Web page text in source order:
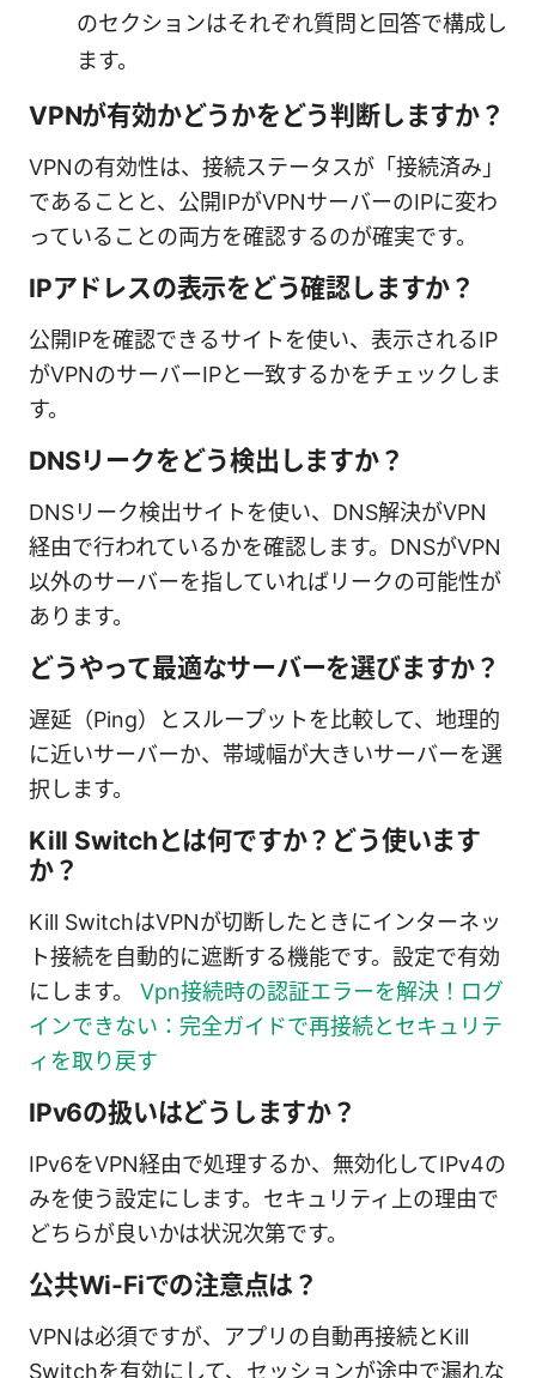
のセクションはそれぞれ質問と回答で構成し
ます。
VPNが有効かどうかをどう判断しますか？
VPNの有効性は、接続ステータスが「接続済み」
であることと、公開IPがVPNサーバーのIPに変わ
っていることの両方を確認するのが確実です。
IPアドレスの表示をどう確認しますか？
公開IPを確認できるサイトを使い、表示されるIP
がVPNのサーバーIPと一致するかをチェックしま
す。
DNSリークをどう検出しますか？
DNSリーク検出サイトを使い、DNS解決がVPN
経由で行われているかを確認します。DNSがVPN
以外のサーバーを指していればリークの可能性が
あります。
どうやって最適なサーバーを選びますか？
遅延（Ping）とスループットを比較して、地理的
に近いサーバーか、帯域幅が大きいサーバーを選
択します。
Kill Switchとは何ですか？どう使います
か？
Kill SwitchはVPNが切断したときにインターネッ
ト接続を自動的に遮断する機能です。設定で有効
にします。 Vpn接続時の認証エラーを解決！ログ
インできない：完全ガイドで再接続とセキュリテ
ィを取り戻す
IPv6の扱いはどうしますか？
IPv6をVPN経由で処理するか、無効化してIPv4の
みを使う設定にします。セキュリティ上の理由で
どちらが良いかは状況次第です。
公共Wi-Fiでの注意点は？
VPNは必須ですが、アプリの自動再接続とKill
Switchを有効にして、セッションが途中で漏れな